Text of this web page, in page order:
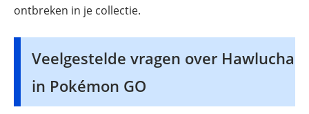
ontbreken in je collectie.
Veelgestelde vragen over Hawlucha
in Pokémon GO